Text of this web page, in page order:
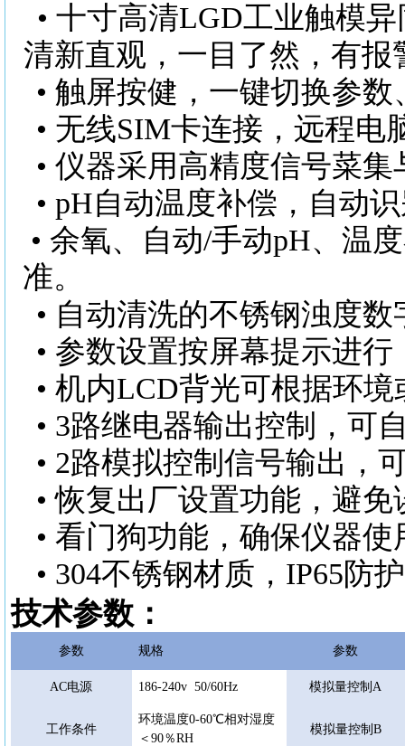
• 十寸高清LGD工业触模
清新直观，一目了然，有报
• 触屏按健，一键切换参
• 无线SIM卡连接，远程电
• 仪器采用高精度信号菜
• pH自动温度补偿，自动
• 余氧、自动/手动pH、温
准。
• 自动清洗的不锈钢浊度
• 参数设置按屏幕提示进
• 机内LCD背光可根据环
• 3路继电器输出控制，可
• 2路模拟控制信号输出，
•恢复出厂设置功能，避
• 看门狗功能，确保仪器
• 304不锈钢材质，IP65防
技术参数：
参数 规格 参数
AC电源 186-240v 50/60Hz 模拟量控制A
工作条件
环境温度0-60℃相对湿度
＜90％RH
模拟量控制 B